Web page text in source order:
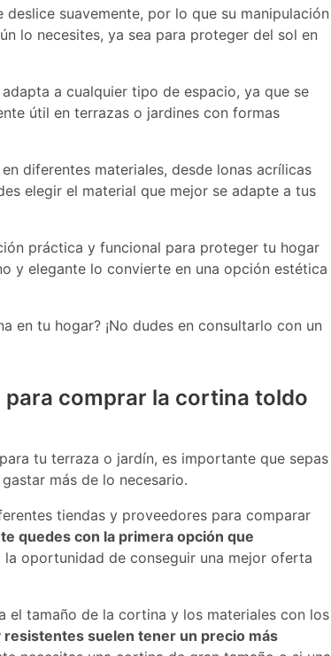
suavemente, por lo que su manipulación
lo necesites, ya sea para proteger del sol en
a cualquier tipo de espacio, ya que se
útil en terrazas o jardines con formas
diferentes materiales, desde lonas acrílicas
elegir el material que mejor se adapte a tus
práctica y funcional para proteger tu hogar
y elegante lo convierte en una opción estética
en tu hogar? ¡No dudes en consultarlo con un
comprar la cortina toldo
para tu terraza o jardín, es importante que sepas
más de lo necesario.
tiendas y proveedores para comparar
quedes con la primera opción que
oportunidad de conseguir una mejor oferta
el tamaño de la cortina y los materiales con los
resistentes suelen tener un precio más